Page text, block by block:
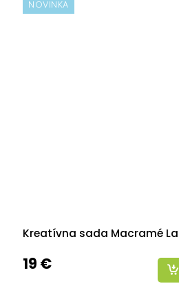
NOVINKA
Kreatívna sada Macramé
19 €